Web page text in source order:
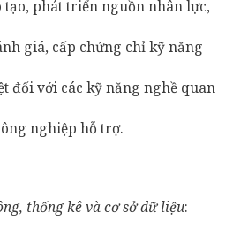
tạo, phát triển nguồn nhân lực,
giá, cấp chứng chỉ kỹ năng
đối với các kỹ năng nghề quan
nghiệp hỗ trợ.
thống kê và cơ sở dữ liệu: